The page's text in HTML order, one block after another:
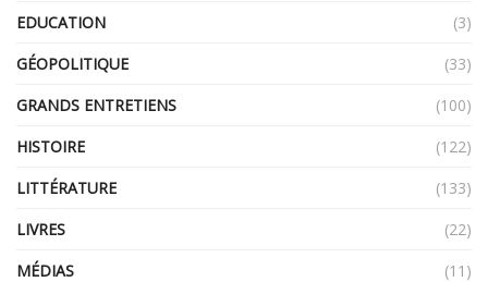
EDUCATION
(3)
GÉOPOLITIQUE
(33)
GRANDS ENTRETIENS
(100)
HISTOIRE
(122)
LITTÉRATURE
(133)
LIVRES
(22)
MÉDIAS
(11)